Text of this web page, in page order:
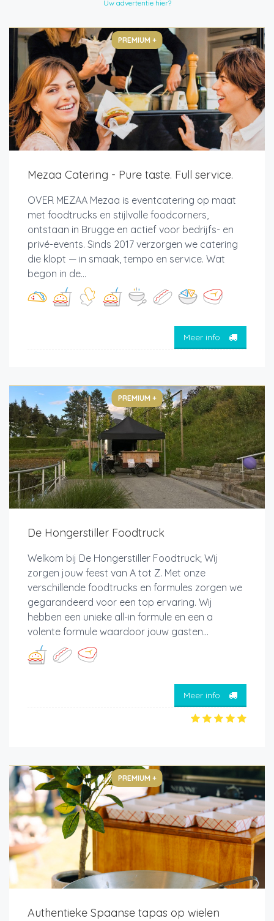
Uw advertentie hier?
PREMIUM +
Mezaa Catering - Pure taste. Full service.
OVER MEZAA Mezaa is eventcatering op maat
met foodtrucks en stijlvolle foodcorners,
ontstaan in Brugge en actief voor bedrijfs- en
privé-events. Sinds 2017 verzorgen we catering
die klopt — in smaak, tempo en service. Wat
begon in de...
Meer info
PREMIUM +
De Hongerstiller Foodtruck
Welkom bij De Hongerstiller Foodtruck; Wij
zorgen jouw feest van A tot Z. Met onze
verschillende foodtrucks en formules zorgen we
gegarandeerd voor een top ervaring. Wij
hebben een unieke all-in formule en een a
volente formule waardoor jouw gasten...
Meer info
PREMIUM +
Authentieke Spaanse tapas op wielen